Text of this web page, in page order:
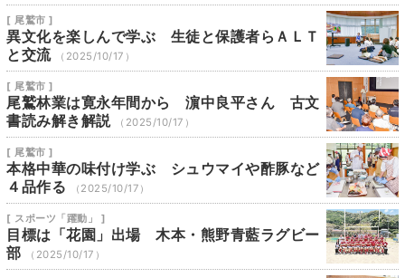
[ 尾鷲市 ]
異文化を楽しんで学ぶ 生徒と保護者らＡＬＴ
と交流
（2025/10/17）
[ 尾鷲市 ]
尾鷲林業は寛永年間から 濵中良平さん 古文
書読み解き解説
（2025/10/17）
[ 尾鷲市 ]
本格中華の味付け学ぶ シュウマイや酢豚など
４品作る
（2025/10/17）
[ スポーツ「躍動」 ]
目標は「花園」出場 木本・熊野青藍ラグビー
部
（2025/10/17）